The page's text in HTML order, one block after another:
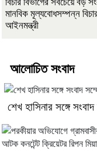
মানবিক মূল্যবোধসম্পন্ন
আইনমন্ত্রী
আলোচিত সংবাদ
শেখ হাসিনার সঙ্গে